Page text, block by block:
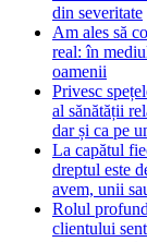
din severitate
Am ales să
real: în
oamenii
Privesc
al sănătății
dar și ca pe
La capătul
dreptul este
avem, unii
Rolul
clientului